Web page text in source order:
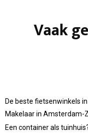
Vaak
De beste fietsenwinkels
Makelaar in Amsterdam-
Een container als